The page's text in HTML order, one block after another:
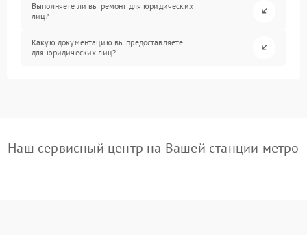
Выполняете ли вы ремонт для юридических
лиц?
Какую документацию вы предоставляете
для юридических лиц?
Наш сервисный центр на Вашей станции метро